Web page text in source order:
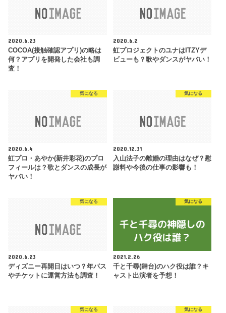
2020.6.23
COCOA(接触確認アプリ)の略は
何？アプリを開発した会社も調
査！
2020.6.2
虹プロジェクトのユナはITZYデ
ビューも？歌やダンスがヤバい！
気になる
2020.6.4
虹プロ・あやか(新井彩花)のプロ
フィールは？歌とダンスの成長が
ヤバい！
気になる
2020.12.31
入山法子の離婚の理由はなぜ？慰
謝料や今後の仕事の影響も！
気になる
2020.6.23
ディズニー再開日はいつ？年パス
やチケットに運営方法も調査！
気になる
2021.2.26
千と千尋(舞台)のハク役は誰？キ
ャスト出演者を予想！
気になる 気になる